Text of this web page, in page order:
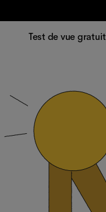
Test de vue gratuit